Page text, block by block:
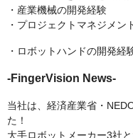
・産業機械の開発経験
・プロジェクトマネジメン
・ロボットハンドの開発経
-FingerVision News-
当社は、経済産業省・
た！
大手ロボットメーカー3社